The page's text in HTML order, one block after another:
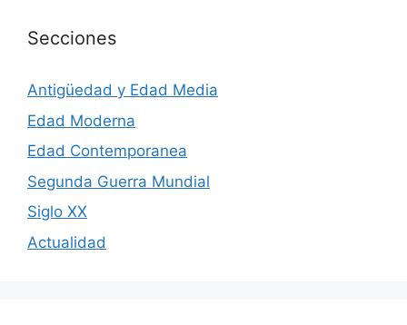
Secciones
Antigüedad y Edad Media
Edad Moderna
Edad Contemporanea
Segunda Guerra Mundial
Siglo XX
Actualidad